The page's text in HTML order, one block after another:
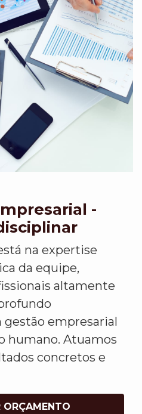
-
na expertise
da equipe,
altamente
empresarial
humano. Atuamos
concretos e
ORÇAMENTO